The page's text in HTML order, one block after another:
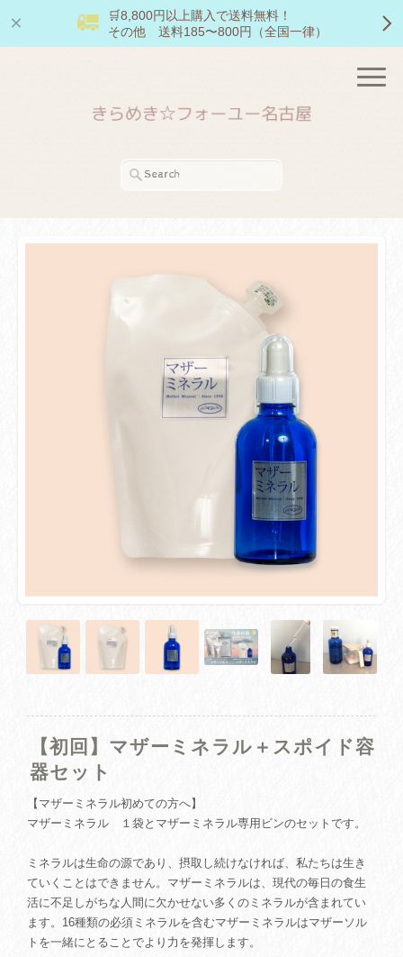
🛒8,800円以上購入で送料無料！
その他 送料185〜800円（全国一律）
【初回】マザーミネラル＋スポイド容
器セット
【マザーミネラル初めての方へ】
マザーミネラル １袋とマザーミネラル専用ビンのセットです。
ミネラルは生命の源であり、摂取し続けなければ、私たちは生き
ていくことはできません。マザーミネラルは、現代の毎日の食生
活に不足しがちな人間に欠かせない多くのミネラルが含まれてい
ます。16種類の必須ミネラルを含むマザーミネラルはマザーソル
トを一緒にとることでより力を発揮します。